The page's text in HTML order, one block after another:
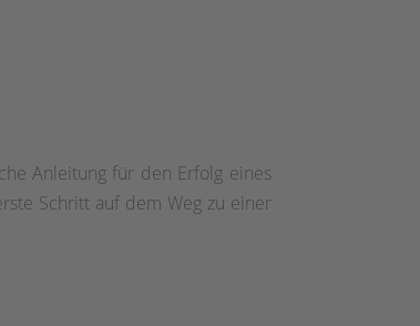
Anleitung für den Erfolg eines
Schritt auf dem Weg zu einer